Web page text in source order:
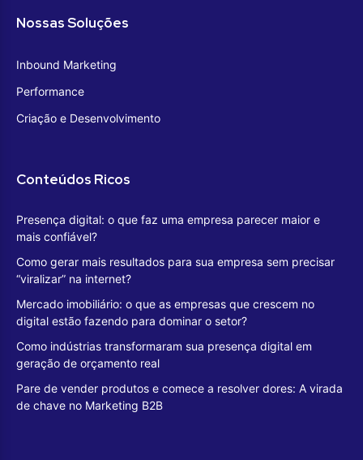
Nossas Soluções
Inbound Marketing
Performance
Criação e Desenvolvimento
Conteúdos Ricos
Presença digital: o que faz uma empresa parecer maior e
mais confiável?
Como gerar mais resultados para sua empresa sem precisar
“viralizar” na internet?
Mercado imobiliário: o que as empresas que crescem no
digital estão fazendo para dominar o setor?
Como indústrias transformaram sua presença digital em
geração de orçamento real
Pare de vender produtos e comece a resolver dores: A virada
de chave no Marketing B2B